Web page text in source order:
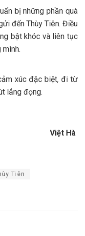
bị những phần quà
đến Thùy Tiên. Điều
bật khóc và liên tục
xúc đặc biệt, đi từ
lắng đọng.
Việt Hà
Tiên